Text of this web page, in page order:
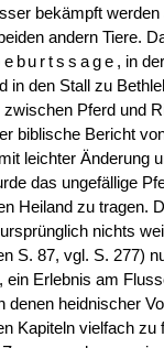
bekämpft
andern Tiere.
, in
in den Stall zu
Pferd und
biblische Bericht
mit leichter Änderung
das ungefällige
Heiland zu tragen.
nichts
S. 87, vgl. S. 277)
ein Erlebnis am
denen heidnischer
Kapiteln vielfach zu